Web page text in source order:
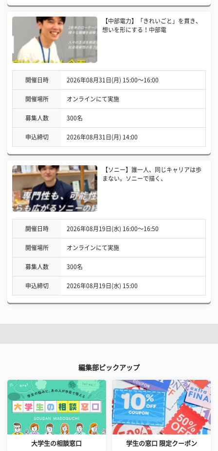
【中部電力】「きれいごと」を貫き、
想いを形にする！中部電
開催日時 2026年08月31日(月) 15:00〜16:00
開催場所 オンラインにて実施
募集人数 300名
申込締切 2026年08月31日(月) 14:00
【ソニー】誰一人、同じキャリアは歩
まない。ソニーで描く、
開催日時 2026年08月19日(水) 16:00〜16:50
開催場所 オンラインにて実施
募集人数 300名
申込締切 2026年08月19日(水) 15:00
編集部ピックアップ
大学生の相談窓口 学生の窓口 限定クーポン